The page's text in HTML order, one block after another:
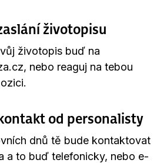
životopisu
životopis buď na
nebo reaguj na tebou
od personalisty
dnů tě bude kontaktovat
a to buď telefonicky, nebo e-